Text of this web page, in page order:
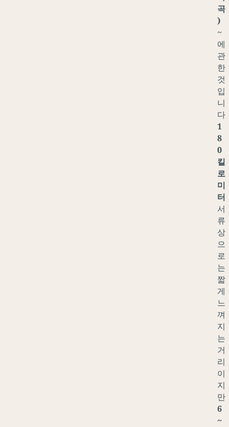
곡
)
~
에
관
한
것
입
니
다
1
8
0
킬
로
미
터
서
류
상
으
로
는
짧
게
느
껴
지
는
거
리
이
지
만
6
~